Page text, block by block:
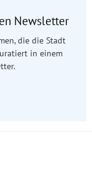
Newsletter
die die Stadt
in einem